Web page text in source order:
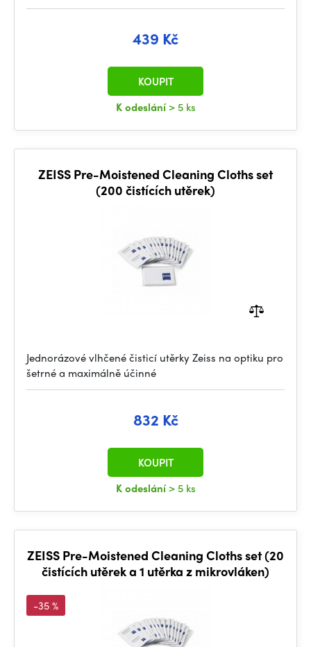
439 Kč
K odeslání > 5 ks
KOUPIT
ZEISS Pre-Moistened Cleaning Cloths set
(200 čistících utěrek)
Jednorázové vlhčené čisticí utěrky Zeiss na optiku pro
šetrné a maximálně účinné
832 Kč
K odeslání > 5 ks
KOUPIT
ZEISS Pre-Moistened Cleaning Cloths set (20
čistících utěrek a 1 utěrka z mikrovláken)
-35 %